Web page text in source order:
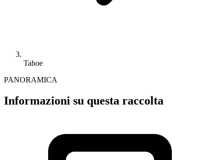
Tahoe
PANORAMICA
Informazioni su questa raccolta